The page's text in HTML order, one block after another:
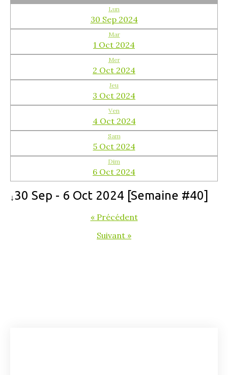
Lun
30 Sep 2024
Mar
1 Oct 2024
Mer
2 Oct 2024
Jeu
3 Oct 2024
Ven
4 Oct 2024
Sam
5 Oct 2024
Dim
6 Oct 2024
↓30 Sep - 6 Oct 2024 [Semaine #40]
« Précédent
Suivant »